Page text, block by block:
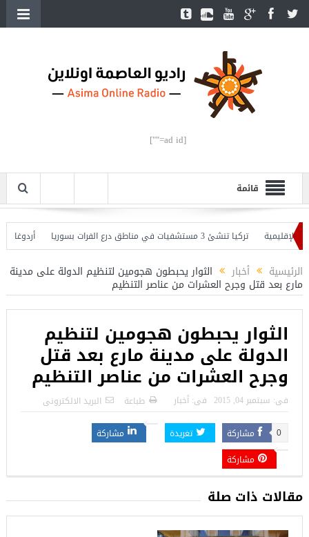
[ad id=""]
قائمة
تركيا تنشئ 3 مستشفيات في مناطق درع الفرات بسوريا
أردوغان
الرئيسية أخبار الثوار يحبطون هجومين لتنظيم الدولة على مدينة
مارع بعد قتل وجرح العشرات من عناصر التنظيم
الثوار يحبطون هجومين لتنظيم
الدولة على مدينة مارع بعد قتل
وجرح العشرات من عناصر التنظيم
فى: سبتمبر 04, 2015 فى: أخبار طباعة البريد الالكترونى
مشاركة 0 تغريدة
مشاركة
مشاركة
مقالات ذات صلة